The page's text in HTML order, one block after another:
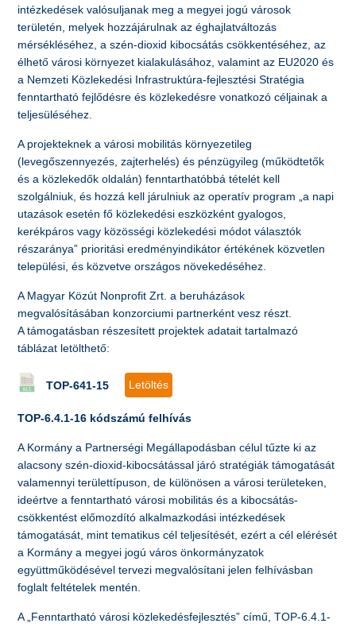
intézkedések valósuljanak meg a megyei jogú városok
területén, melyek hozzájárulnak az éghajlatváltozás
mérsékléséhez, a szén-dioxid kibocsátás csökkentéséhez, az
élhető városi környezet kialakulásához, valamint az EU2020 és
a Nemzeti Közlekedési Infrastruktúra-fejlesztési Stratégia
fenntartható fejlődésre és közlekedésre vonatkozó céljainak a
teljesüléséhez.
A projekteknek a városi mobilitás környezetileg
(levegőszennyezés, zajterhelés) és pénzügyileg (működtetők
és a közlekedők oldalán) fenntarthatóbbá tételét kell
szolgálniuk, és hozzá kell járulniuk az operatív program „a napi
utazások esetén fő közlekedési eszközként gyalogos,
kerékpáros vagy közösségi közlekedési módot választók
részaránya” prioritási eredményindikátor értékének közvetlen
települési, és közvetve országos növekedéséhez.
A Magyar Közút Nonprofit Zrt. a beruházások
megvalósításában konzorciumi partnerként vesz részt.
A támogatásban részesített projektek adatait tartalmazó
táblázat letölthető:
TOP-641-15 Letöltés
TOP-6.4.1-16 kódszámú felhívás
A Kormány a Partnerségi Megállapodásban célul tűzte ki az
alacsony szén-dioxid-kibocsátással járó stratégiák támogatását
valamennyi területtípuson, de különösen a városi területeken,
ideértve a fenntartható városi mobilitás és a kibocsátás-
csökkentést előmozdító alkalmazkodási intézkedések
támogatását, mint tematikus cél teljesítését, ezért a cél elérését
a Kormány a megyei jogú város önkormányzatok
együttműködésével tervezi megvalósítani jelen felhívásban
foglalt feltételek mentén.
A „Fenntartható városi közlekedésfejlesztés” című, TOP-6.4.1-